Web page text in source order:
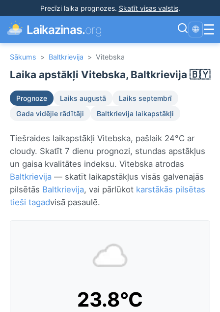
Precīzi laika prognozes. Skatīt visas valstis.
Laikazinas.org 🌐 ☰
Sākums > Baltkrievija > Vitebska
Laika apstākļi Vitebska, Baltkrievija 🇧🇾
Prognoze Laiks augustā
Laiks septembrī
Gada vidējie rādītāji
Baltkrievija laikapstākļi
Tiešraides laikapstākļi Vitebska, pašlaik 24°C ar
cloudy. Skatīt 7 dienu prognozi, stundas apstākļus
un gaisa kvalitātes indeksu. Vitebska atrodas
Baltkrievija — skatīt laikapstākļus visās galvenajās
pilsētās Baltkrievija, vai pārlūkot karstākās pilsētas
tieši tagadvisā pasaulē.
23.8°C